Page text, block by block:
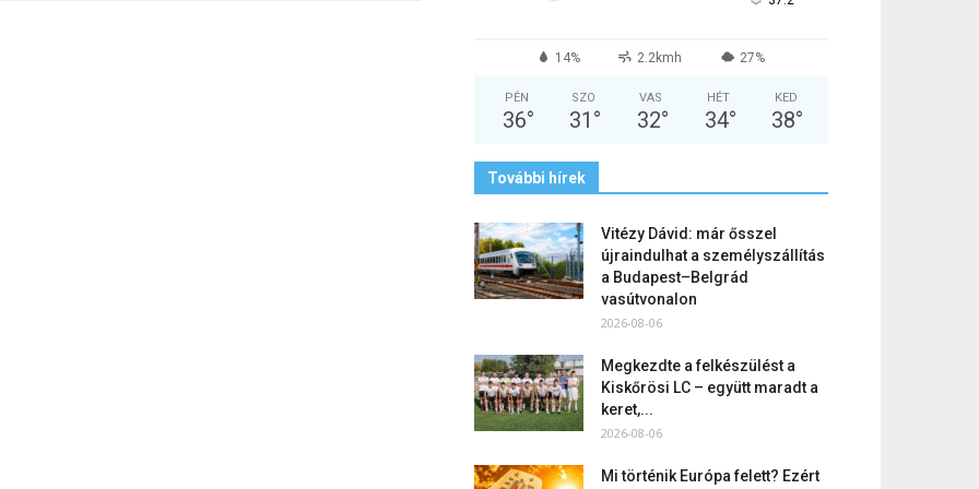
14% 2.2kmh 27%
PÉN
36°
SZO
31 °
VAS
32°
HÉT
34°
KED
38°
További hírek
Vitézy Dávid: már ősszel
újraindulhat a személyszállítás
a Budapest–Belgrád
vasútvonalon
2026-08-06
Megkezdte a felkészülést a
Kiskőrösi LC – együtt maradt a
keret,...
2026-08-06
Mi történik Európa felett? Ezért